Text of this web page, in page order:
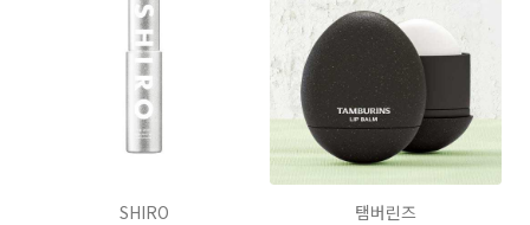
SHIRO 탬버린즈